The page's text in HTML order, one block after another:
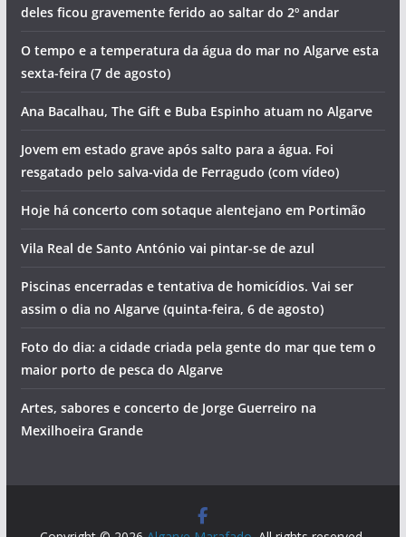
deles ficou gravemente ferido ao saltar do 2º andar
O tempo e a temperatura da água do mar no Algarve esta
sexta-feira (7 de agosto)
Ana Bacalhau, The Gift e Buba Espinho atuam no Algarve
Jovem em estado grave após salto para a água. Foi
resgatado pelo salva-vida de Ferragudo (com vídeo)
Hoje há concerto com sotaque alentejano em Portimão
Vila Real de Santo António vai pintar-se de azul
Piscinas encerradas e tentativa de homicídios. Vai ser
assim o dia no Algarve (quinta-feira, 6 de agosto)
Foto do dia: a cidade criada pela gente do mar que tem o
maior porto de pesca do Algarve
Artes, sabores e concerto de Jorge Guerreiro na
Mexilhoeira Grande